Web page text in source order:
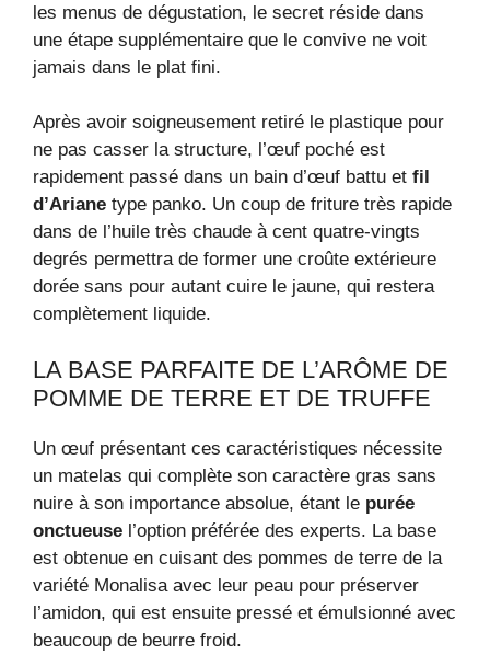
les menus de dégustation, le secret réside dans
une étape supplémentaire que le convive ne voit
jamais dans le plat fini.
Après avoir soigneusement retiré le plastique pour
ne pas casser la structure, l’œuf poché est
rapidement passé dans un bain d’œuf battu et fil
d’Ariane type panko. Un coup de friture très rapide
dans de l’huile très chaude à cent quatre-vingts
degrés permettra de former une croûte extérieure
dorée sans pour autant cuire le jaune, qui restera
complètement liquide.
LA BASE PARFAITE DE L’ARÔME DE
POMME DE TERRE ET DE TRUFFE
Un œuf présentant ces caractéristiques nécessite
un matelas qui complète son caractère gras sans
nuire à son importance absolue, étant le purée
onctueuse l’option préférée des experts. La base
est obtenue en cuisant des pommes de terre de la
variété Monalisa avec leur peau pour préserver
l’amidon, qui est ensuite pressé et émulsionné avec
beaucoup de beurre froid.